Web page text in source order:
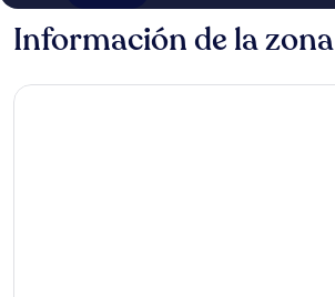
Información de la zona